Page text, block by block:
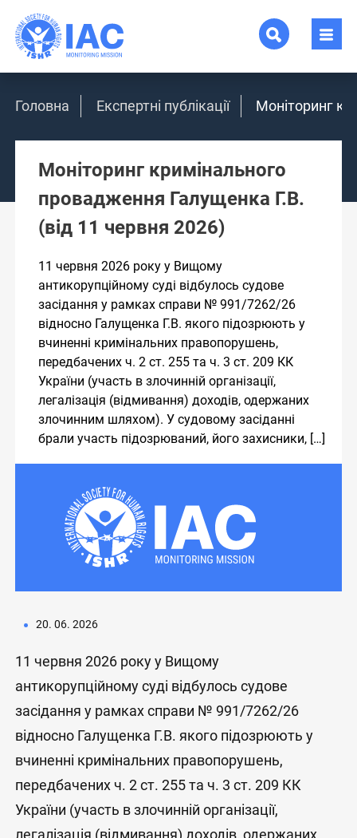
Головна Експертні публікації Моніторинг
Моніторинг кримінального
провадження Галущенка Г.В.
(від 11 червня 2026)
11 червня 2026 року у Вищому
антикорупційному суді відбулось судове
засідання у рамках справи № 991/7262/26
відносно Галущенка Г.В. якого підозрюють у
вчиненні кримінальних правопорушень,
передбачених ч. 2 ст. 255 та ч. 3 ст. 209 КК
України (участь в злочинній організації,
легалізація (відмивання) доходів, одержаних
злочинним шляхом). У судовому засіданні
брали участь підозрюваний, його захисники, […]
20. 06. 2026
11 червня 2026 року у Вищому
антикорупційному суді відбулось судове
засідання у рамках справи № 991/7262/26
відносно Галущенка Г.В. якого підозрюють у
вчиненні кримінальних правопорушень,
передбачених ч. 2 ст. 255 та ч. 3 ст. 209 КК
України (участь в злочинній організації,
легалізація (відмивання) доходів, одержаних